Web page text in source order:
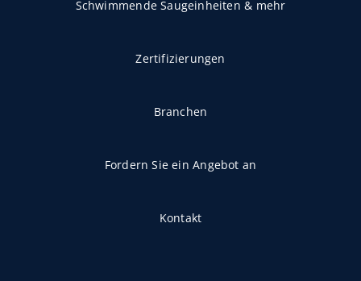
Schwimmende Saugeinheiten & mehr
Zertifizierungen
Branchen
Fordern Sie ein Angebot an
Kontakt